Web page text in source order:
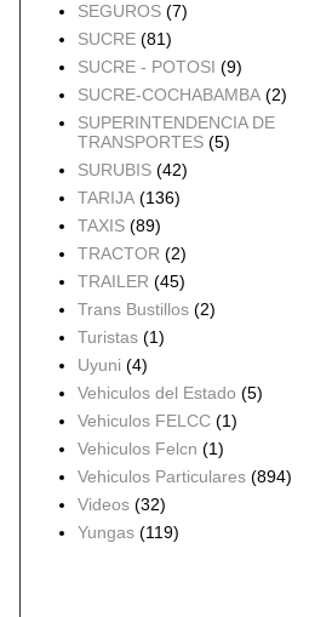
SEGUROS (7)
SUCRE (81)
SUCRE - POTOSI (9)
SUCRE-COCHABAMBA (2)
SUPERINTENDENCIA DE
TRANSPORTES (5)
SURUBIS (42)
TARIJA (136)
TAXIS (89)
TRACTOR (2)
TRAILER (45)
Trans Bustillos (2)
Turistas (1)
Uyuni (4)
Vehiculos del Estado (5)
Vehiculos FELCC (1)
Vehiculos Felcn (1)
Vehiculos Particulares (894)
Videos (32)
Yungas (119)